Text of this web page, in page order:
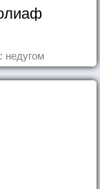
недугом